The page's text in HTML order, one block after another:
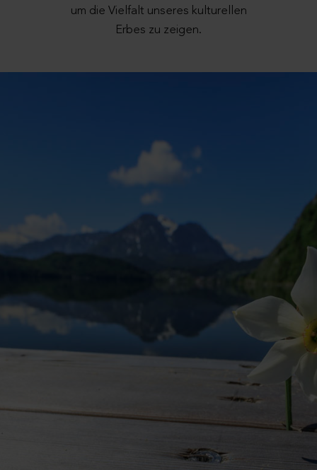
um die Vielfalt unseres kulturellen
Erbes zu zeigen.